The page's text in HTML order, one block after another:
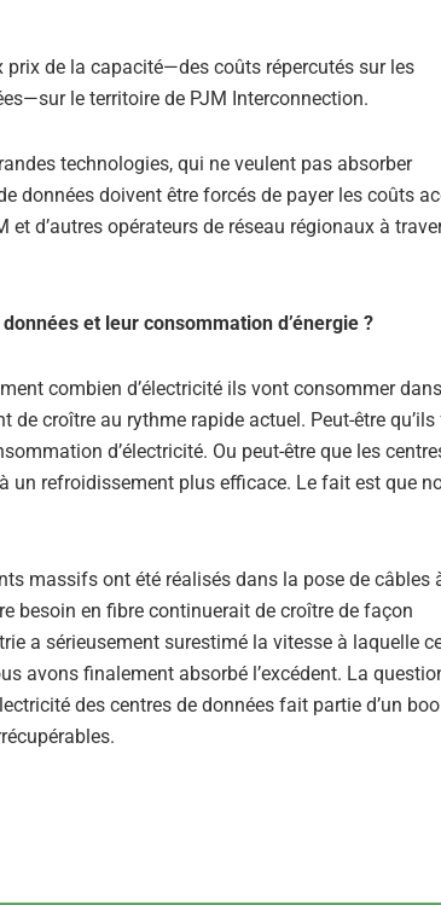
de la capacité—des coûts répercutés sur les
le territoire de PJM Interconnection.
technologies, qui ne veulent pas absorber
données doivent être forcés de payer les coûts
d’autres opérateurs de réseau régionaux à
et leur consommation d’énergie ?
combien d’électricité ils vont consommer
croître au rythme rapide actuel. Peut-être
d’électricité. Ou peut-être que les
un refroidissement plus efficace. Le fait est que
massifs ont été réalisés dans la pose de câbles
besoin en fibre continuerait de croître de façon
a sérieusement surestimé la vitesse à laquelle
avons finalement absorbé l’excédent. La
des centres de données fait partie d’un